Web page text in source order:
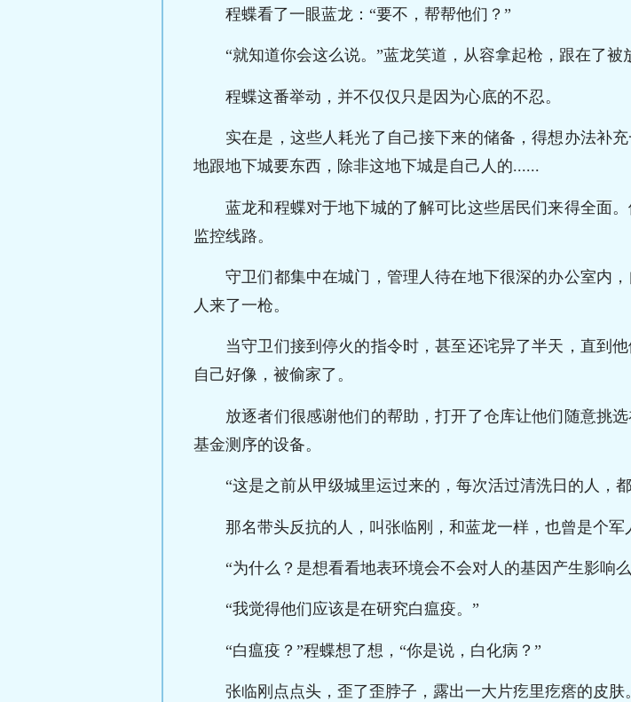
程蝶看了一眼蓝龙：“要不，帮帮他们？”
“就知道你会这么说。”蓝龙笑道，从容拿起枪，跟在了被
程蝶这番举动，并不仅仅只是因为心底的不忍。
实在是，这些人耗光了自己接下来的储备，得想办法补
地跟地下城要东西，除非这地下城是自己人的......
蓝龙和程蝶对于地下城的了解可比这些居民们来得全面
监控线路。
守卫们都集中在城门，管理人待在地下很深的办公室
人来了一枪。
当守卫们接到停火的指令时，甚至还诧异了半天，直到
自己好像，被偷家了。
放逐者们很感谢他们的帮助，打开了仓库让他们随意挑
基金测序的设备。
“这是之前从甲级城里运过来的，每次活过清洗日的人，
那名带头反抗的人，叫张临刚，和蓝龙一样，也曾是个军
“为什么？是想看看地表环境会不会对人的基因产生影响么
“我觉得他们应该是在研究白瘟疫。”
“白瘟疫？”程蝶想了想，“你是说，白化病？”
张临刚点点头，歪了歪脖子，露出一大片疙里疙瘩的皮肤